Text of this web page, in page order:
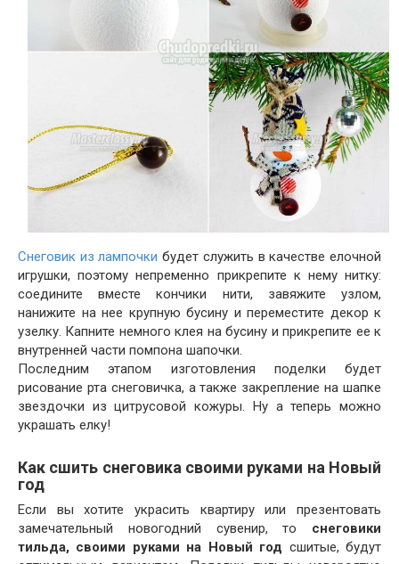
Снеговик из лампочки будет служить в качестве елочной
игрушки, поэтому непременно прикрепите к нему нитку:
соедините вместе кончики нити, завяжите узлом,
нанижите на нее крупную бусину и переместите декор к
узелку. Капните немного клея на бусину и прикрепите ее к
внутренней части помпона шапочки.
Последним этапом изготовления поделки будет
рисование рта снеговичка, а также закрепление на шапке
звездочки из цитрусовой кожуры. Ну а теперь можно
украшать елку!
Как сшить снеговика своими руками на Новый
год
Если вы хотите украсить квартиру или презентовать
замечательный новогодний сувенир, то снеговики
тильда, своими руками на Новый год сшитые, будут